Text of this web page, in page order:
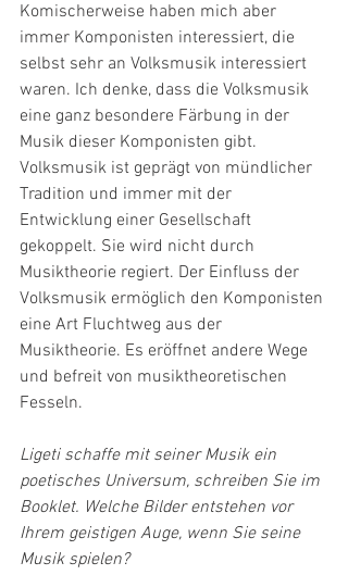
Komischerweise haben mich aber
immer Komponisten interessiert, die
selbst sehr an Volksmusik interessiert
waren. Ich denke, dass die Volksmusik
eine ganz besondere Färbung in der
Musik dieser Komponisten gibt.
Volksmusik ist geprägt von mündlicher
Tradition und immer mit der
Entwicklung einer Gesellschaft
gekoppelt. Sie wird nicht durch
Musiktheorie regiert. Der Einfluss der
Volksmusik ermöglich den Komponisten
eine Art Fluchtweg aus der
Musiktheorie. Es eröffnet andere Wege
und befreit von musiktheoretischen
Fesseln.
Ligeti schaffe mit seiner Musik ein
poetisches Universum, schreiben Sie im
Booklet. Welche Bilder entstehen vor
Ihrem geistigen Auge, wenn Sie seine
Musik spielen?